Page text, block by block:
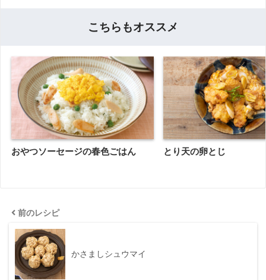
こちらもオススメ
おやつソーセージの春色ごはん とり天の卵とじ
前のレシピ
かさましシュウマイ